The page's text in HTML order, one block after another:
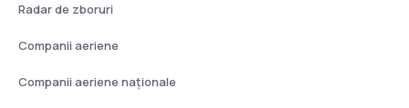
Radar de zboruri
Companii aeriene
Companii aeriene naţionale